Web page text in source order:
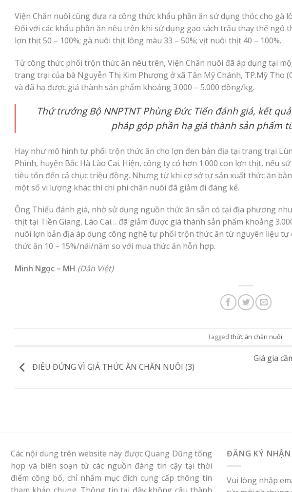
Viện Chăn nuôi cũng đưa ra công thức khẩu phần ăn sử dụng thóc cho gà
Đối với các khẩu phần ăn nêu trên khi sử dụng gạo tách trấu thay thế ngô
lợn thịt 50 – 100%; gà nuôi thịt lông màu 33 – 50%; vịt nuôi thịt 40 – 100%.
Từ công thức phối trộn thức ăn nêu trên, Viện Chăn nuôi đã áp dụng tại
trang trại của bà Nguyễn Thị Kim Phượng ở xã Tân Mỹ Chánh, TP.Mỹ Tho
và đã hạ được giá thành sản phẩm khoảng 3.000 – 5.000 đồng/kg.
Thứ trưởng Bộ NNPTNT Phùng Đức Tiến đánh giá, kết
pháp góp phần hạ giá thành sản phẩm
Hay như mô hình tự phối trộn thức ăn cho lợn đen bản địa tại trang trại
Phình, huyện Bắc Hà Lào Cai. Hiện, công ty có hơn 1.000 con lợn thịt, nếu
tiêu tốn đến cả chục triệu đồng. Nhưng từ khi cơ sở tự sản xuất thức ăn
một số vi lượng khác thì chi phí chăn nuôi đã giảm đi đáng kể.
Ông Thiếu đánh giá, nhờ sử dụng nguồn thức ăn sẵn có tại địa phương
thịt tại Tiền Giang, Lào Cai… đã giảm được giá thành sản phẩm khoảng
nuôi lợn bản địa áp dụng công nghệ tự phối trộn thức ăn từ nguyên liệu tự
thức ăn 10 – 15%/nái/năm so với mua thức ăn hỗn hợp.
Minh Ngọc – MH (Dân Việt)
Tagged thức ăn chăn nuôi.
ĐIÊU ĐỨNG VÌ GIÁ THỨC ĂN CHĂN NUÔI (3)
Giá gia
Các nội dung trên website này được Quang Dũng tổng
hợp và biên soạn từ các nguồn đáng tin cậy tại thời
điểm công bố, chỉ nhằm mục đích cung cấp thông tin
ĐĂNG KÝ
Vui lòng nhập